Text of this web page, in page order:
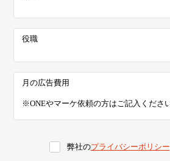
役職
月の広告費用
弊社のプライバシーポリシー